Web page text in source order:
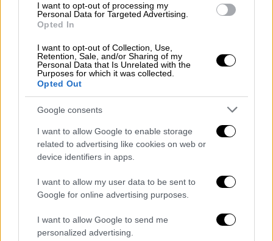
I want to opt-out of processing my
Personal Data for Targeted Advertising.
Opted In
I want to opt-out of Collection, Use,
Retention, Sale, and/or Sharing of my
Personal Data that Is Unrelated with the
Purposes for which it was collected.
Opted Out
Google consents
I want to allow Google to enable storage
related to advertising like cookies on web or
device identifiers in apps.
I want to allow my user data to be sent to
Google for online advertising purposes.
I want to allow Google to send me
personalized advertising.
μου, πάμε να γράψουμε ιστορία»
στιγμές της καριέρας του και να φέρει την
Τότεναμ στην κορυφή της Ευρώπης ο
Αργεντινός